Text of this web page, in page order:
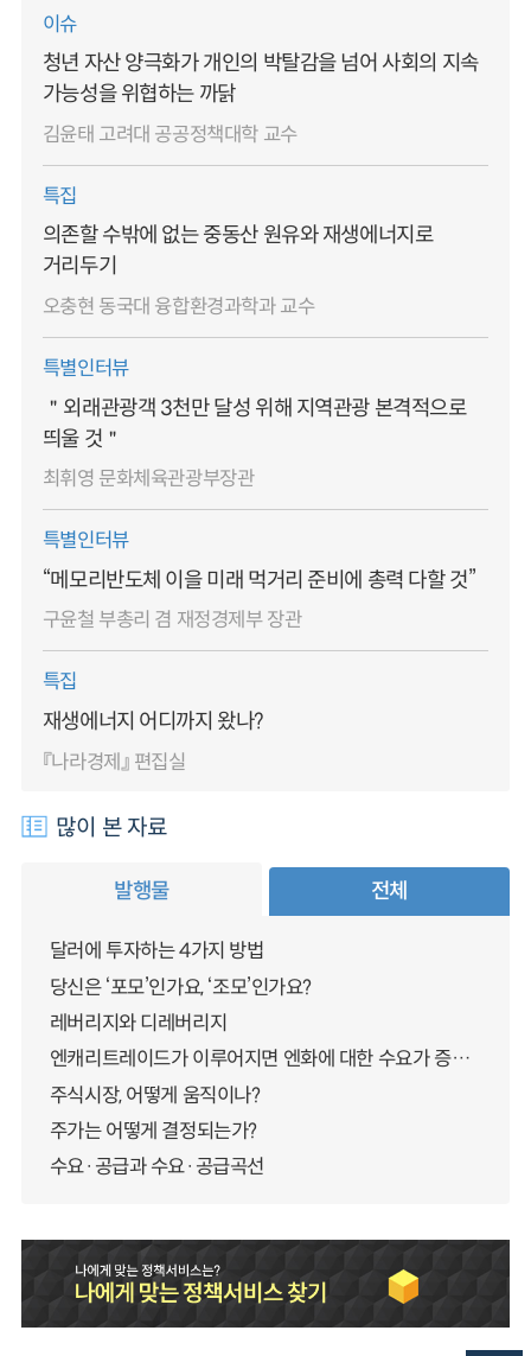
이슈
청년 자산 양극화가 개인의 박탈감을 넘어 사회의 지속
가능성을 위협하는 까닭
김윤태 고려대 공공정책대학 교수
특집
의존할 수밖에 없는 중동산 원유와 재생에너지로
거리두기
오충현 동국대 융합환경과학과 교수
특별인터뷰
＂외래관광객 3천만 달성 위해 지역관광 본격적으로
띄울 것＂
최휘영 문화체육관광부장관
특별인터뷰
“메모리반도체 이을 미래 먹거리 준비에 총력 다할 것”
구윤철 부총리 겸 재정경제부 장관
특집
재생에너지 어디까지 왔나?
『나라경제』 편집실
많이 본 자료
발행물 전체
달러에 투자하는 4가지 방법
당신은 ‘포모’인가요, ‘조모’인가요?
레버리지와 디레버리지
엔캐리트레이드가 이루어지면 엔화에 대한 수요가 증가하지 않나요?
주식시장, 어떻게 움직이나?
주가는 어떻게 결정되는가?
수요·공급과 수요·공급곡선